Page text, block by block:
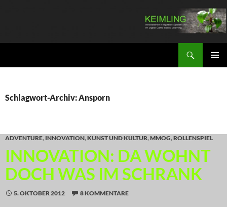
Schlagwort-Archiv: Ansporn
ADVENTURE, INNOVATION,KUNST UND KULTUR,MMOG,ROLLENSPIEL
INNOVATION: DA WOHNT
DOCH WAS IM SCHRANK
5. OKTOBER 2012 8 KOMMENTARE